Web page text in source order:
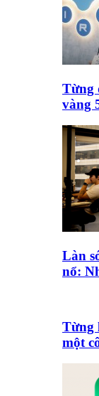
Từng
vàng
Làn
nổ:
Từng
một